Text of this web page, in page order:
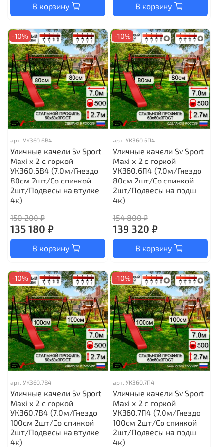
В корзину В корзину
-10%
арт. УК360.6В4
Уличные качели Sv Sport
Maxi х 2 с горкой
УК360.6В4 (7.0м/Гнездо
80см 2шт/Со спинкой
2шт/Подвесы на втулке
4к)
150 200 ₽
135 180 ₽
В корзину
-10%
арт. УК360.6П4
Уличные качели Sv Sport
Maxi х 2 с горкой
УК360.6П4 (7.0м/Гнездо
80см 2шт/Со спинкой
2шт/Подвесы на подш
4к)
154 800 ₽
139 320 ₽
В корзину
-10%
арт. УК360.7В4
Уличные качели Sv Sport
Maxi х 2 с горкой
УК360.7В4 (7.0м/Гнездо
100см 2шт/Со спинкой
2шт/Подвесы на втулке
4к)
-10%
арт. УК360.7П4
Уличные качели Sv Sport
Maxi х 2 с горкой
УК360.7П4 (7.0м/Гнездо
100см 2шт/Со спинкой
2шт/Подвесы на подш
4к)